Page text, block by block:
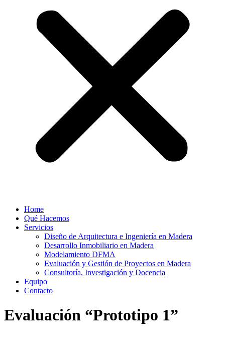
Home
Qué Hacemos
Servicios
Diseño de Arquitectura e Ingeniería en Madera
Desarrollo Inmobiliario en Madera
Modelamiento DFMA
Evaluación y Gestión de Proyectos en Madera
Consultoría, Investigación y Docencia
Equipo
Contacto
Evaluación “Prototipo 1”